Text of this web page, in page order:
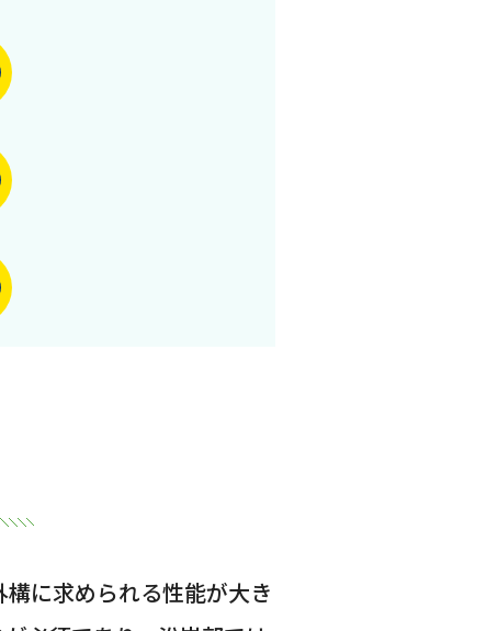
に求められる性能が大き